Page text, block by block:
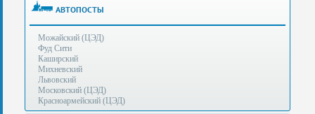
оформления
рекомендует
Таможенные
процедуры
(особенности):
АВТОПОСТЫ
Можайский (ЦЭД)
Фуд Сити
Каширский
Михневский
Львовский
Московский (ЦЭД)
Красноармейский (ЦЭД)